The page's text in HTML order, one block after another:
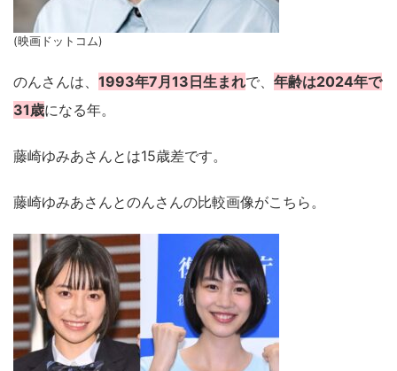
(映画ドットコム)
のんさんは、 1993年7月13日生まれで、 年齢は2024年で
31歳になる年。
藤崎ゆみあさんとは15歳差です。
藤崎ゆみあさんとのんさんの比較画像がこちら。